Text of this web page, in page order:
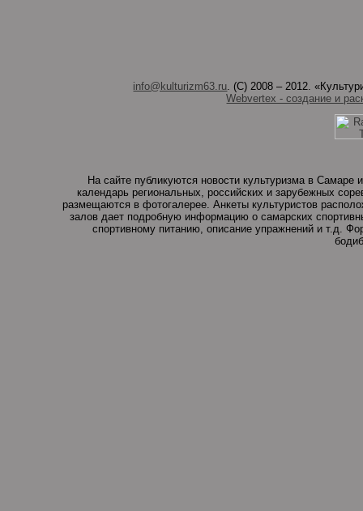
info@kulturizm63.ru. (C) 2008 – 2012.
Webvertex - создание и
На сайте публикуются новости культуризма в
календарь региональных, российских и зарубежных
размещаются в фотогалерее. Анкеты культуристов
залов дает подробную информацию о самарских
спортивному питанию, описание упражнений и т.д.